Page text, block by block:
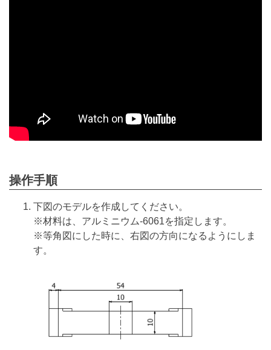
操作手順
下図のモデルを作成してください。
※材料は、アルミニウム-6061を指定します。
※等角図にした時に、右図の方向になるようにしま
す。